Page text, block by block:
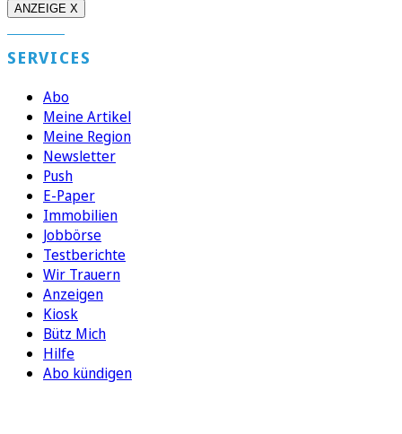
ANZEIGE X
SERVICES
Abo
Meine Artikel
Meine Region
Newsletter
Push
E-Paper
Immobilien
Jobbörse
Testberichte
Wir Trauern
Anzeigen
Kiosk
Bütz Mich
Hilfe
Abo kündigen